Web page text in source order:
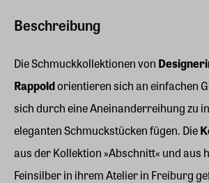
Beschreibung
Die Schmuckkollektionen von
Rappoldorientieren sich an einfachen
sich durch eine Aneinanderreihung zu
eleganten Schmuckstücken fügen. Die
aus der Kollektion »Abschnitt« und aus
Feinsilber in ihrem Atelier in Freiburg